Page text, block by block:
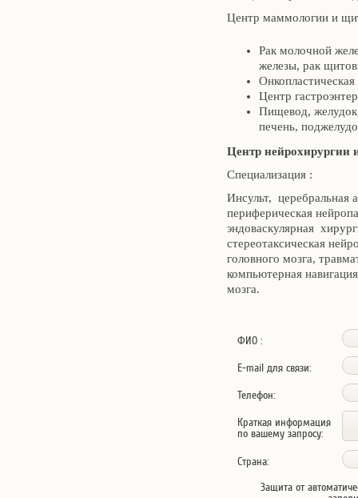
Центр маммологии и
Рак молочной
железы, рак
Центр
Пищевод,
печень,
Центр нейрохирургии
Специализация :
Инсульт, церебральная
периферическая
эндоваскулярная
стереотаксическая
головного мозга,
компьютерная
мозга.
ФИО :
E-mail для связи:
Телефон:
Краткая информация
по вашему запросу:
Страна:
Защита от